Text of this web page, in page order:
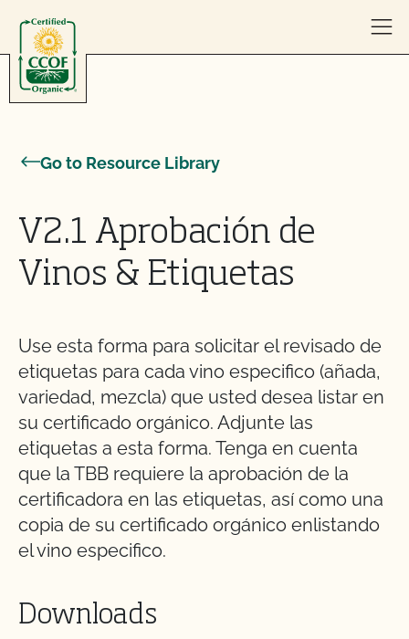
Go to Resource Library
V2.1 Aprobación de
Vinos & Etiquetas
Use esta forma para solicitar el revisado de
etiquetas para cada vino especifico (añada,
variedad, mezcla) que usted desea listar en
su certificado orgánico. Adjunte las
etiquetas a esta forma. Tenga en cuenta
que la TBB requiere la aprobación de la
certificadora en las etiquetas, así como una
copia de su certificado orgánico enlistando
el vino especifico.
Downloads